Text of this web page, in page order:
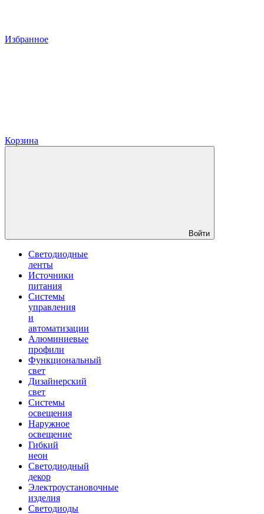
Избранное
Корзина
Войти
Светодиодные
ленты
Источники
питания
Системы
управления
и
автоматизации
Алюминиевые
профили
Функциональный
свет
Дизайнерский
свет
Системы
освещения
Наружное
освещение
Гибкий
неон
Светодиодный
декор
Электроустановочные
изделия
Светодиоды